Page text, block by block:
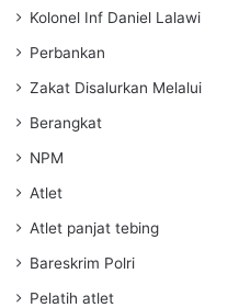
Kolonel Inf Daniel Lalawi
Perbankan
Zakat Disalurkan Melalui
Berangkat
NPM
Atlet
Atlet panjat tebing
Bareskrim Polri
Pelatih atlet